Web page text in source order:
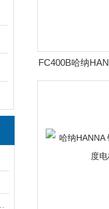
FC400B哈纳
复合酸